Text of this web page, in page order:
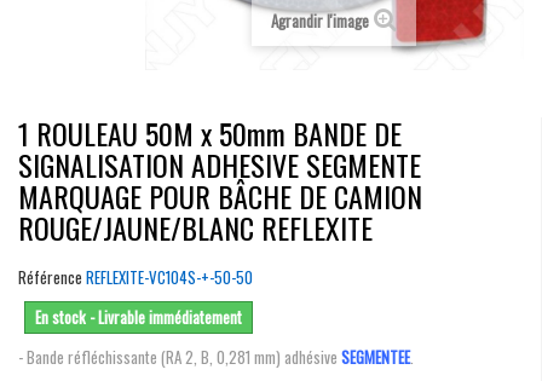
Agrandir l'image
1 ROULEAU 50M x 50mm BANDE DE
SIGNALISATION ADHESIVE SEGMENTE
MARQUAGE POUR BÂCHE DE CAMION
ROUGE/JAUNE/BLANC REFLEXITE
Référence REFLEXITE-VC104S-+-50-50
En stock - Livrable immédiatement
- Bande réfléchissante (RA 2, B, 0,281 mm) adhésive SEGMENTEE.